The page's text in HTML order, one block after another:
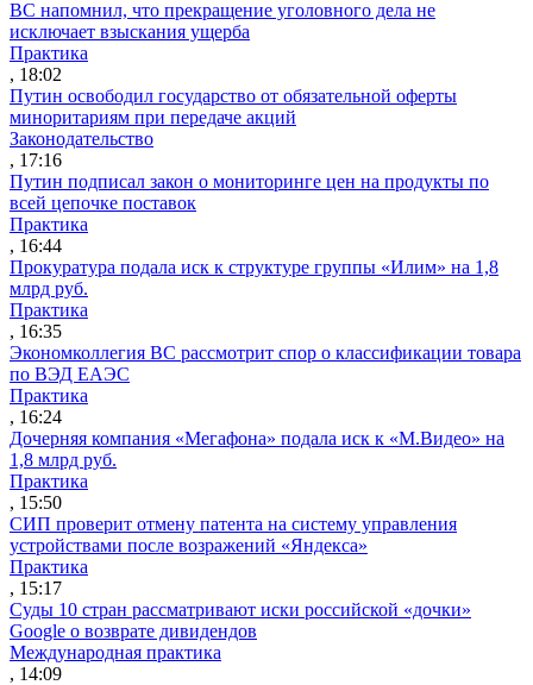
ВС напомнил, что прекращение уголовного дела не
исключает взыскания ущерба
Практика
, 18:02
Путин освободил государство от обязательной оферты
миноритариям при передаче акций
Законодательство
, 17:16
Путин подписал закон о мониторинге цен на продукты по
всей цепочке поставок
Практика
, 16:44
Прокуратура подала иск к структуре группы «Илим» на 1,8
млрд руб.
Практика
, 16:35
Экономколлегия ВС рассмотрит спор о классификации товара
по ВЭД ЕАЭС
Практика
, 16:24
Дочерняя компания «Мегафона» подала иск к «М.Видео» на
1,8 млрд руб.
Практика
, 15:50
СИП проверит отмену патента на систему управления
устройствами после возражений «Яндекса»
Практика
, 15:17
Суды 10 стран рассматривают иски российской «дочки»
Google о возврате дивидендов
Международная практика
, 14:09